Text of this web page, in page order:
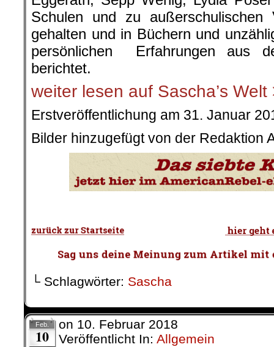
Schulen und zu außerschulischen
gehalten und in Büchern und
persönlichen Erfahrungen aus
berichtet.
weiter lesen auf Sascha’s Welt
Erstveröffentlichung am 31. Januar
Bilder hinzugefügt von der Redaktion
└ Schlagwörter: Sascha
Feb.
10
on 10. Februar 2018
Veröffentlicht In: Allgemein